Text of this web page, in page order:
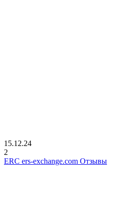
15.12.24
2
ERC ers-exchange.com Отзывы